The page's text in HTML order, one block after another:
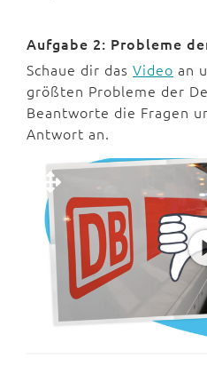
Aufgabe 2: Probleme
Schaue dir das Video an
größten Probleme der
Beantworte die Fragen
Antwort an.